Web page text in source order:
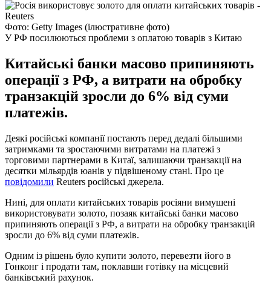
Фото: Getty Images (ілюстративне фото)
У РФ посилюються проблеми з оплатою товарів з Китаю
Китайські банки масово припиняють
операції з РФ, а витрати на обробку
транзакцій зросли до 6% від суми
платежів.
Деякі російські компанії постають перед дедалі більшими
затримками та зростаючими витратами на платежі з
торговими партнерами в Китаї, залишаючи транзакції на
десятки мільярдів юанів у підвішеному стані. Про це
повідомили Reuters російські джерела.
Нині, для оплати китайських товарів росіяни вимушені
використовувати золото, позаяк китайські банки масово
припиняють операції з РФ, а витрати на обробку транзакцій
зросли до 6% від суми платежів.
Одним із рішень було купити золото, перевезти його в
Гонконг і продати там, поклавши готівку на місцевий
банківський рахунок.